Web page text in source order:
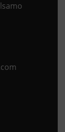
Opens